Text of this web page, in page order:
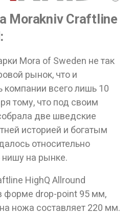
Morakniv Craftline
Mora of Sweden не так
рынок, что и
компании всего лишь 10
тому, что под своим
две шведские
историей и богатым
относительно
на рынке.
HighQ Allround
форме drop-point 95 мм,
ножа составляет 220 мм.